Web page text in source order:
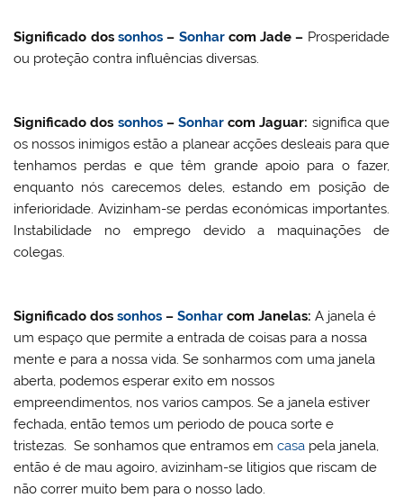
Significado dos sonhos– SonharcomJade– Prosperidade
ou proteção contra influências diversas.
Significado dos sonhos– Sonhar com Jaguar: significa que
os nossos inimigos estão a planear acções desleais para que
tenhamos perdas e que têm grande apoio para o fazer,
enquanto nós carecemos deles, estando em posição de
inferioridade. Avizinham-se perdas económicas importantes.
Instabilidade no emprego devido a maquinações de
colegas.
Significado dossonhos – Sonhar comJanelas:A janela é
um espaço que permite a entrada de coisas para a nossa
mente e para a nossa vida. Se sonharmos com uma janela
aberta, podemos esperar exito em nossos
empreendimentos, nos varios campos. Se a janela estiver
fechada, então temos um periodo de pouca sorte e
tristezas. Se sonhamos que entramos emcasa pela janela,
então é de mau agoiro, avizinham-se litigios que riscam de
não correr muito bem para o nosso lado.